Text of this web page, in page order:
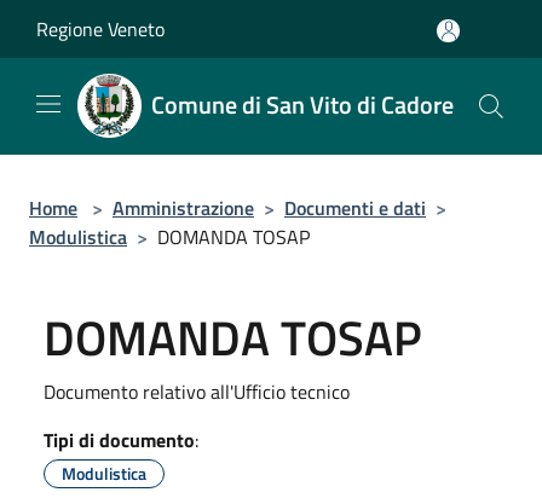
Regione Veneto
Comune di San Vito di Cadore
Home > Amministrazione > Documenti e dati >
Modulistica > DOMANDA TOSAP
DOMANDA TOSAP
Documento relativo all'Ufficio tecnico
Tipi di documento:
Modulistica